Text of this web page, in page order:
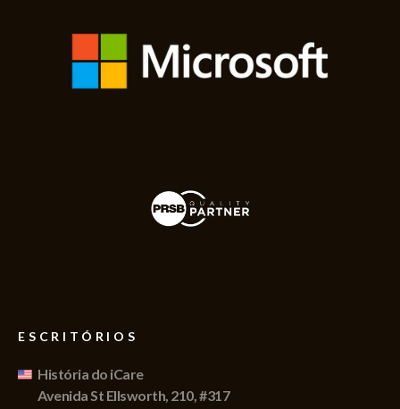
ESCRITÓRIOS
História do iCare
Avenida St Ellsworth, 210, #317